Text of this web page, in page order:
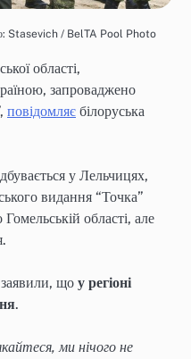
Stasevich / BelTA Pool Photo
області,
запроваджено
повідомляє білоруська
у Лельчицях,
видання “Точка”
Гомельській області, але
що у регіоні
.
ми нічого не